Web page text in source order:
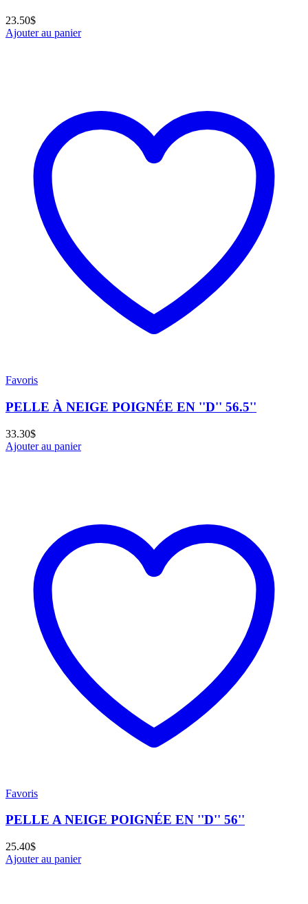
23.50$
Ajouter au panier
Favoris
PELLE À NEIGE POIGNÉE EN ''D'' 56.5''
33.30$
Ajouter au panier
Favoris
PELLE A NEIGE POIGNÉE EN ''D'' 56''
25.40$
Ajouter au panier